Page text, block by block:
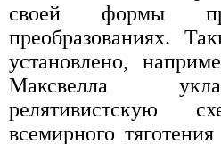
своей формы
преобразованиях.
установлено,
Максвелла
релятивистскую
всемирного